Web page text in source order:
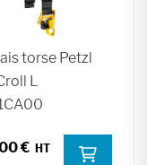
torse Petzl
L
€